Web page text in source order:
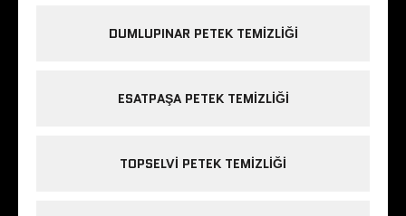
DUMLUPINAR PETEK TEMIZLIĞI
ESATPAŞA PETEK TEMIZLIĞI
TOPSELVI PETEK TEMIZLIĞI